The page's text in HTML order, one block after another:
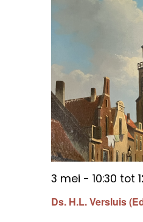
Ds. H.L. Versluis
3 mei - 10:30 tot